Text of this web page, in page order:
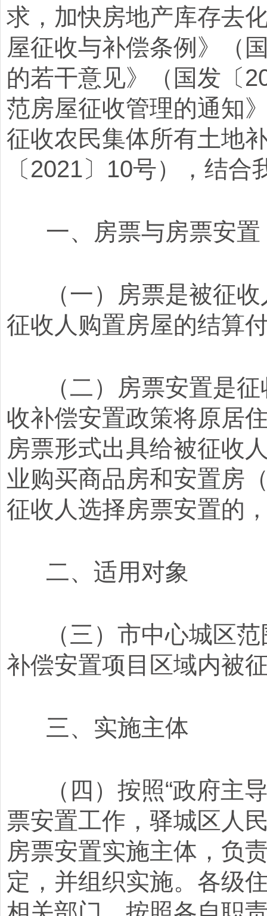
求，加快房地产库存去
屋征收与补偿条例》（
的若干意见》（国发〔
范房屋征收管理的通知
征收农民集体所有土地
〔2021〕10号），结
一、房票与房票安置
（一）房票是被征收
征收人购置房屋的结算
（二）房票安置是征
收补偿安置政策将原居
房票形式出具给被征收
业购买商品房和安置房
征收人选择房票安置的
二、适用对象
（三）市中心城区范
补偿安置项目区域内被
三、实施主体
（四）按照“政府主导
票安置工作，驿城区人
房票安置实施主体，负
定，并组织实施。各级